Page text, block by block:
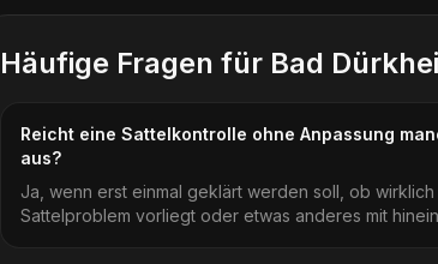
Häufige Fragen für Bad
Reicht eine Sattelkontrolle ohne Anpassung
aus?
Ja, wenn erst einmal geklärt werden soll, ob wirklich
Sattelproblem vorliegt oder etwas anderes mit